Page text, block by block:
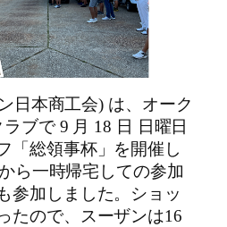
日本商工会) は、オーク
ブで 9 月 18 日 日曜日
「総領事杯」を開催し
ら一時帰宅しての参加
参加しました。ショッ
たので、スーザンは16